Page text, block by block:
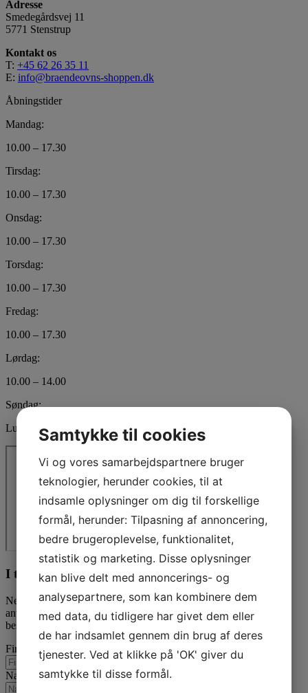
Adresse
Smedegårdsvej 11
5771 Stenstrup
Kontakt os
T: +45 62 26 35 11
E: info@braendeovns-shoppen.dk
Åbningstider
Mandag:
10.00 – 17.30
Tirsdag:
10.00 – 17.30
Onsdag:
10.00 – 17.30
Torsdag:
10.00 – 17.30
Fredag:
10.00 – 17.30
Lørdag:
10.00 – 14.00
Søndag:
Lukket
I tvivl? Kontakt os i dag
Nedenfor kan du kontakte os. Den følgende kontaktformular kan
anvendes til alle spørgsmål som du ikke har fået svar på her. Vi
bestræber os på at besvare alle henvendelser indenfor 24 timer.
Firmanavn
Navn
Samtykke til cookies
Vi og vores samarbejdspartnere bruger
teknologier, herunder cookies, til at
indsamle oplysninger om dig til forskellige
formål, herunder: Tilpasning af annoncering,
bedre brugeroplevelse, funktionalitet,
statistik og marketing. Disse oplysninger
kan blive delt med annoncerings- og
analysepartnere, som kan kombinere dem
med data, du tidligere har givet dem eller
de har indsamlet gennem din brug af deres
tjenester. Ved at klikke på 'OK' giver du
samtykke til disse formål.